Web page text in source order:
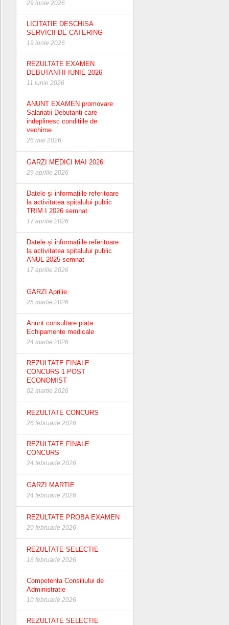
29 iunie 2026
LICITATIE DESCHISA
SERVICII DE CATERING
19 iunie 2026
REZULTATE EXAMEN
DEBUTANTII IUNIE 2026
11 iunie 2026
ANUNT EXAMEN promovare
Salariatii Debutanti care
indeplinesc conditiile de
vechime
26 mai 2026
GARZI MEDICI MAI 2026
29 aprilie 2026
Datele și informațiile referitoare
la activitatea spitalului public
TRIM I 2026 semnat
17 aprilie 2026
Datele și informațiile referitoare
la activitatea spitalului public
ANUL 2025 semnat
17 aprilie 2026
GARZI Aprilie
25 martie 2026
Anunt consultare piata
Echipamente medicale
24 martie 2026
REZULTATE FINALE
CONCURS 1 POST
ECONOMIST
02 martie 2026
REZULTATE CONCURS
26 februarie 2026
REZULTATE FINALE
CONCURS
24 februarie 2026
GARZI MARTIE
24 februarie 2026
REZULTATE PROBA EXAMEN
20 februarie 2026
REZULTATE SELECTIE
16 februarie 2026
Competenta Consiliului de
Administratie
10 februarie 2026
REZULTATE SELECTIE